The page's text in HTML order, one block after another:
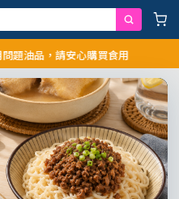
，請安心購買食用